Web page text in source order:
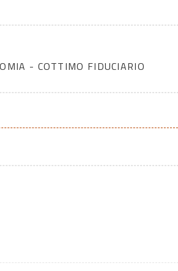
- COTTIMO FIDUCIARIO